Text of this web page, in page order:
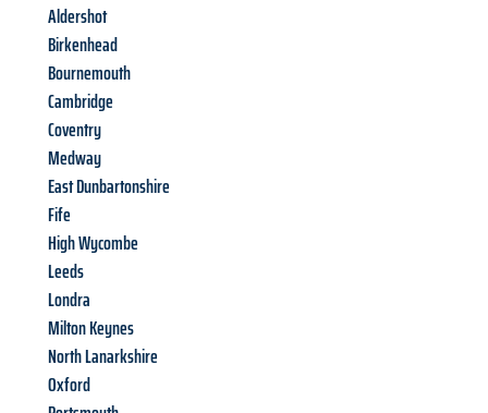
Aldershot
Birkenhead
Bournemouth
Cambridge
Coventry
Medway
East Dunbartonshire
Fife
High Wycombe
Leeds
Londra
Milton Keynes
North Lanarkshire
Oxford